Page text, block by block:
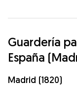
Guardería
España
Madrid (1820)